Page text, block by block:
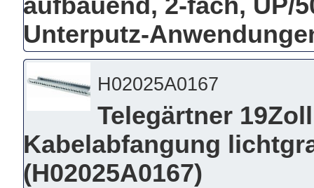
aufbauend, 2-fach, UP/
Unterputz-
H02025A0167
Telegärtner
Kabelabfangung
(H02025A0167)